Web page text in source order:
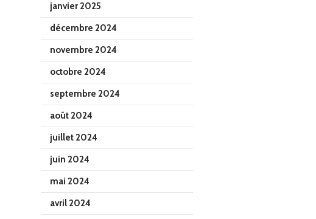
janvier 2025
décembre 2024
novembre 2024
octobre 2024
septembre 2024
août 2024
juillet 2024
juin 2024
mai 2024
avril 2024